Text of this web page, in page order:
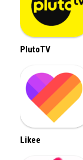
PlutoTV
Likee